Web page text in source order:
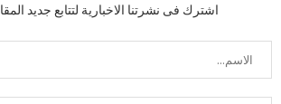
اشترك فى نشرتنا الاخبارية لتتابع جديد